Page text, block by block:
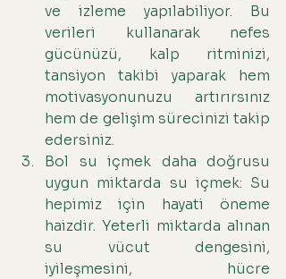
ve izleme yapılabiliyor. Bu
verileri kullanarak nefes
gücünüzü, kalp ritminizi,
tansiyon takibi yaparak hem
motivasyonunuzu artırırsınız
hem de gelişim sürecinizi takip
edersiniz.
Bol su içmek daha doğrusu
uygun miktarda su içmek: Su
hepimiz için hayati öneme
haizdir. Yeterli miktarda alınan
su vücut dengesini,
iyileşmesini, hücre